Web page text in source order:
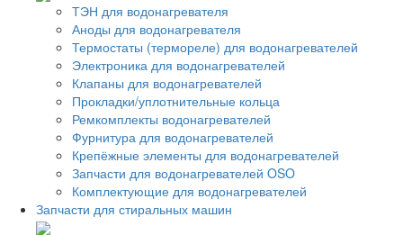
ТЭН для водонагревателя
Аноды для водонагревателя
Термостаты (термореле) для водонагревателей
Электроника для водонагревателей
Клапаны для водонагревателей
Прокладки/уплотнительные кольца
Ремкомплекты водонагревателей
Фурнитура для водонагревателей
Крепёжные элементы для водонагревателей
Запчасти для водонагревателей OSO
Комплектующие для водонагревателей
Запчасти для стиральных машин